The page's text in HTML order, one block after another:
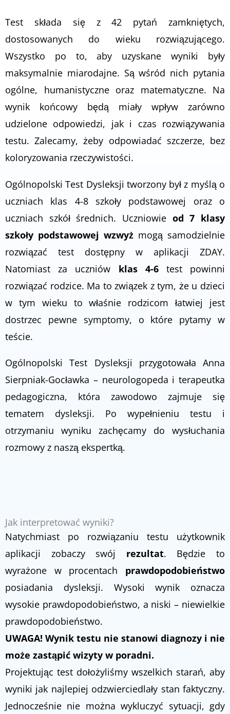
Test składa się z 42 pytań zamkniętych,
dostosowanych do wieku rozwiązującego.
Wszystko po to, aby uzyskane wyniki były
maksymalnie miarodajne. Są wśród nich pytania
ogólne, humanistyczne oraz matematyczne. Na
wynik końcowy będą miały wpływ zarówno
udzielone odpowiedzi, jak i czas rozwiązywania
testu. Zalecamy, żeby odpowiadać szczerze, bez
koloryzowania rzeczywistości.
Ogólnopolski Test Dysleksji tworzony był z myślą o
uczniach klas 4-8 szkoły podstawowej oraz o
uczniach szkół średnich. Uczniowie od 7 klasy
szkoły podstawowej wzwyż mogą samodzielnie
rozwiązać test dostępny w aplikacji ZDAY.
Natomiast za uczniów klas 4-6test powinni
rozwiązać rodzice. Ma to związek z tym, że u dzieci
w tym wieku to właśnie rodzicom łatwiej jest
dostrzec pewne symptomy, o które pytamy w
teście.
Ogólnopolski Test Dysleksji przygotowała Anna
Sierpniak-Gocławka – ​​neurologopeda i terapeutka
pedagogiczna, która zawodowo zajmuje się
tematem dysleksji. Po wypełnieniu testu i
otrzymaniu wyniku zachęcamy do wysłuchania
rozmowy z naszą ekspertką.
Jak interpretować wyniki?
Natychmiast po rozwiązaniu testu użytkownik
aplikacji zobaczy swój rezultat. Będzie to
wyrażone w procentach prawdopodobieństwo
posiadania dysleksji. Wysoki wynik oznacza
wysokie prawdopodobieństwo, a niski – niewielkie
prawdopodobieństwo.
UWAGA! Wynik testu nie stanowi diagnozy i nie
może zastąpić wizyty w poradni.
Projektując test dołożyliśmy wszelkich starań, aby
wyniki jak najlepiej odzwierciedlały stan faktyczny.
Jednocześnie nie można wykluczyć sytuacji, gdy